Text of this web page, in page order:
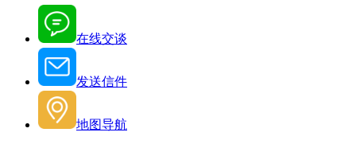
在线交谈
发送信件
地图导航